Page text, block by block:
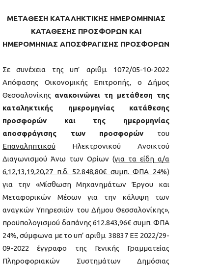
ΜΕΤΑΘΕΣΗ ΚΑΤΑΛΗΚΤΙΚΗΣ ΗΜΕΡΟΜΗΝΙΑΣ
ΚΑΤΑΘΕΣΗΣ ΠΡΟΣΦΟΡΩΝ ΚΑΙ
ΗΜΕΡΟΜΗΝΙΑΣ ΑΠΟΣΦΡΑΓΙΣΗΣ ΠΡΟΣΦΟΡΩΝ
Σε συνέχεια της υπ’ αριθμ. 1072/05-10-2022
Απόφασης Οικονομικής Επιτροπής, ο Δήμος
Θεσσαλονίκης ανακοινώνει τη μετάθεση της
καταληκτικής ημερομηνίας κατάθεσης
προσφορών και της ημερομηνίας
αποσφράγισης των προσφορών του
Επαναληπτικού Ηλεκτρονικού Ανοικτού
Διαγωνισμού Άνω των Ορίων (για τα είδη α/α
6,12,13,19,20,27 π.δ. 52.848,80€ συμπ. ΦΠΑ 24%)
για την «Μίσθωση Μηχανημάτων Έργου και
Μεταφορικών Μέσων για την κάλυψη των
αναγκών Υπηρεσιών του Δήμου Θεσσαλονίκης»,
προϋπολογισμού δαπάνης 612.843,96€ συμπ. ΦΠΑ
24%, σύμφωνα με το υπ’ αριθμ. 38837 ΕΞ 2022/29-
09-2022 έγγραφο της Γενικής Γραμματείας
Πληροφοριακών Συστημάτων Δημόσιας